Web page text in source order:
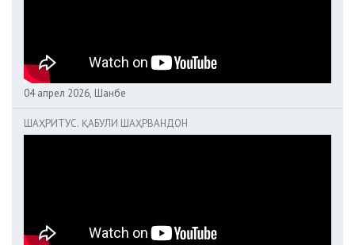
04 апрел 2026, Шанбе
ШАҲРИТУС. ҚАБУЛИ ШАҲРВАНДОН